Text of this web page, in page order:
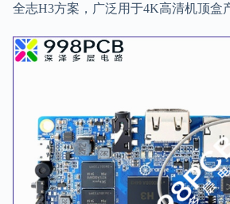
全志H3方案，广泛用于4K高清机顶盒